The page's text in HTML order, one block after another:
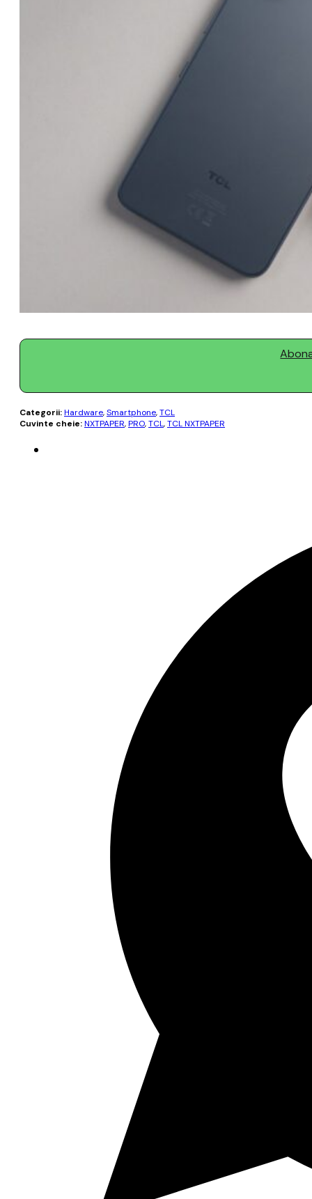
Categorii:Hardware,Smartphone,TCL
Cuvinte cheie:NXTPAPER,PRO,TCL,TCL NXTPAPER